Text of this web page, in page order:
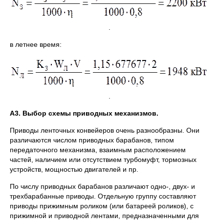
в летнее время:
А3. Выбор схемы приводных механизмов.
Приводы ленточных конвейеров очень разнообразны. Они
различаются числом приводных барабанов, типом
передаточного механизма, взаимным расположением
частей, наличием или отсутствием турбомуфт, тормозных
устройств, мощностью двигателей и пр.
По числу приводных барабанов различают одно-, двух- и
трехбарабанные приводы. Отдельную группу составляют
приводы прижимным роликом (или батареей роликов), с
прижимной и приводной лентами, предназначенными для